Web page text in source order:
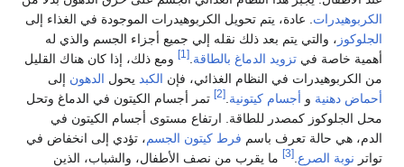
الكربوهيدرات . عادة، يتم تحويل الكربوهيدرات الموجودة في الغذاء إلى
الجلوكوز ، والتي يتم بعد ذلك نقله إلي جميع أجزاء الجسم والذي له
أهمية خاصة في تزويد الدماغ بالطاقة [1]
ومع ذلك، إذا كان هناك القليل
من الكربوهيدرات في النظام الغذائي، فإن الكبد يحول الدهون إلى
أحماض دهنية و أجسام كيتونية [2]
تمر أجسام الكيتون في الدماغ وتحل
محل الجلوكوز كمصدر للطاقة. ارتفاع مستوى أجسام الكيتون في
الدم، هي حالة تعرف باسم فرط كيتون الجسم، تؤدي إلى انخفاض في
تواتر نوبة الصرع [3]
ما يقرب من نصف الأطفال، والشباب، الذين